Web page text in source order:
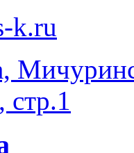
k.ru
стр.1